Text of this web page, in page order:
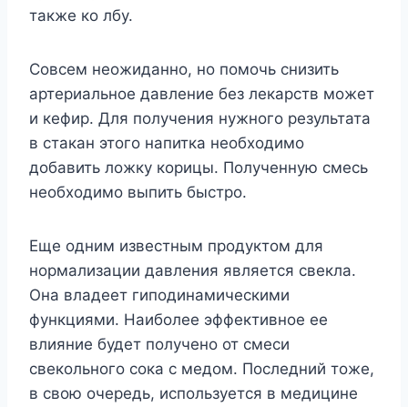
тaкжe кo лбy.
Совсем неожиданно, но помочь снизить
артериальное давление без лекарств может
и кефир. Для получения нужного результата
в стакан этого напитка необходимо
добавить ложку корицы. Полученную смесь
необходимо выпить быстро.
Еще одним известным продуктом для
нормализации давления является свекла.
Она владеет гиподинамическими
функциями. Наиболее эффективное ее
влияние будет получено от смеси
свекольного сока с медом. Последний тоже,
в свою очередь, используется в медицине